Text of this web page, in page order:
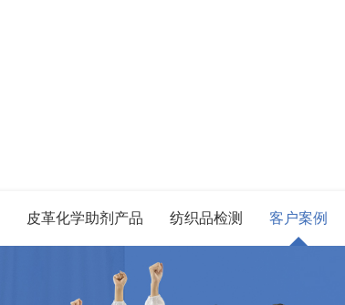
皮革化学助剂产品 纺织品检测 客户案例